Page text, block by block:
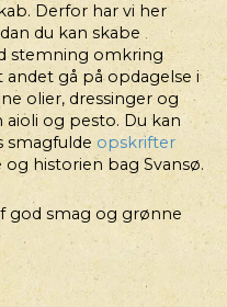
Derfor har vi her
du kan skabe
stemning omkring
gå på opdagelse i
olier, dressinger og
og pesto. Du kan
smagfulde opskrifter
historien bag Svansø.
god smag og grønne